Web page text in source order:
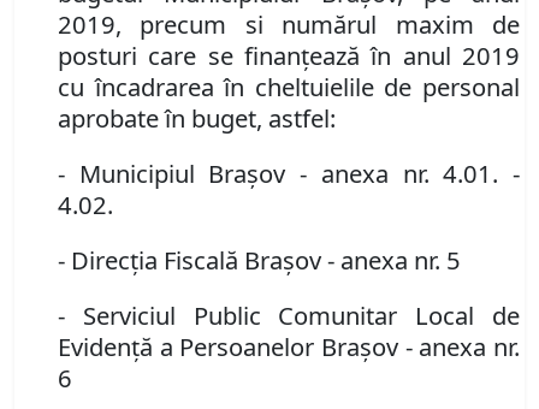
2019, precum si numărul maxim de
posturi care se finanţează în anul 2019
cu încadrarea în cheltuielile de personal
aprobate în buget, astfel:
- Municipiul Braşov - anexa nr. 4.01. -
4.02.
- Direcţia Fiscală Braşov- anexa nr. 5
- Serviciul Public Comunitar Local de
Evidenţă a Persoanelor Braşov - anexa nr.
6